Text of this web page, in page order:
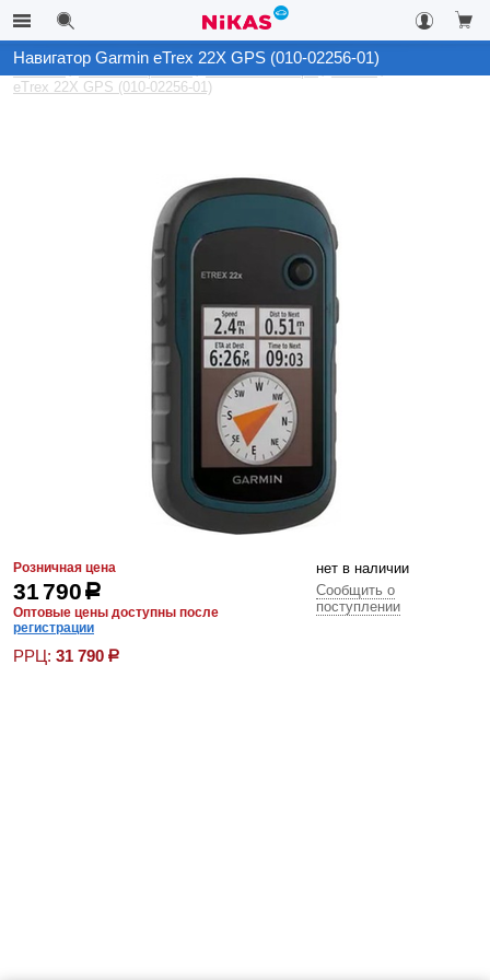
Автоэлектроника GPS-Навигаторы
Garmin
eTrex 22X GPS (010-02256-01)
Навигатор Garmin eTrex 22X GPS (010-02256-01)
Розничная цена
31 790р
Оптовые цены доступны после
регистрации
РРЦ: 31 790 р
нет в наличии
Сообщить о
поступлении